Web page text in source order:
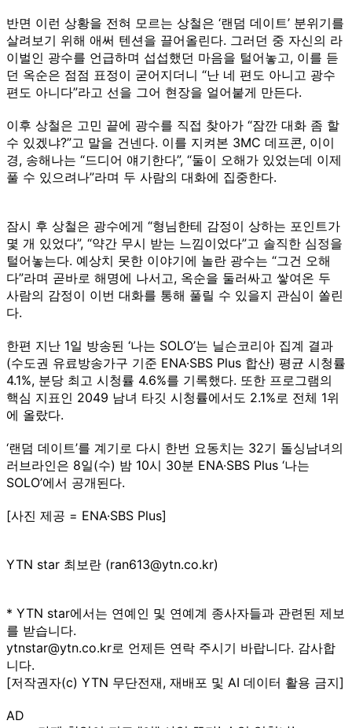
반면 이런 상황을 전혀 모르는 상철은 ‘랜덤 데이트’ 분위기를
살려보기 위해 애써 텐션을 끌어올린다. 그러던 중 자신의 라
이벌인 광수를 언급하며 섭섭했던 마음을 털어놓고, 이를 듣
던 옥순은 점점 표정이 굳어지더니 “난 네 편도 아니고 광수
편도 아니다”라고 선을 그어 현장을 얼어붙게 만든다.
이후 상철은 고민 끝에 광수를 직접 찾아가 “잠깐 대화 좀 할
수 있겠냐?”고 말을 건넨다. 이를 지켜본 3MC 데프콘, 이이
경, 송해나는 “드디어 얘기한다”, “둘이 오해가 있었는데 이제
풀 수 있으려나”라며 두 사람의 대화에 집중한다.
잠시 후 상철은 광수에게 “형님한테 감정이 상하는 포인트가
몇 개 있었다”, “약간 무시 받는 느낌이었다”고 솔직한 심정을
털어놓는다. 예상치 못한 이야기에 놀란 광수는 “그건 오해
다”라며 곧바로 해명에 나서고, 옥순을 둘러싸고 쌓여온 두
사람의 감정이 이번 대화를 통해 풀릴 수 있을지 관심이 쏠린
다.
한편 지난 1일 방송된 ‘나는 SOLO’는 닐슨코리아 집계 결과
(수도권 유료방송가구 기준 ENA·SBS Plus 합산) 평균 시청률
4.1%, 분당 최고 시청률 4.6%를 기록했다. 또한 프로그램의
핵심 지표인 2049 남녀 타깃 시청률에서도 2.1%로 전체 1위
에 올랐다.
‘랜덤 데이트’를 계기로 다시 한번 요동치는 32기 돌싱남녀의
러브라인은 8일(수) 밤 10시 30분 ENA·SBS Plus ‘나는
SOLO’에서 공개된다.
[사진 제공 = ENA·SBS Plus]
YTN star 최보란 (ran613@ytn.co.kr)
* YTN star에서는 연예인 및 연예계 종사자들과 관련된 제보
를 받습니다.
ytnstar@ytn.co.kr로 언제든 연락 주시기 바랍니다. 감사합
니다.
[저작권자(c) YTN 무단전재, 재배포 및 AI 데이터 활용 금지]
AD